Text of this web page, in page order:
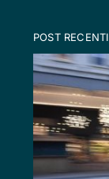
POST RECENTI